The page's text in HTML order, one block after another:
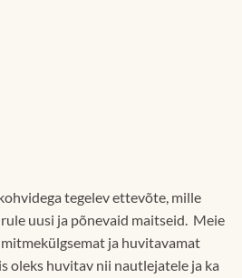
tegelev ettevõte, mille
uusi ja põnevaid maitseid. Meie
ja huvitavamat
oleks huvitav nii nautlejatele ja ka